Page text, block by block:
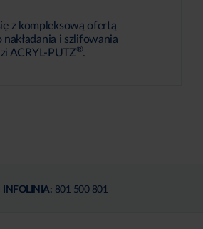
z kompleksową ofertą
nakładania i szlifowania
ACRYL-PUTZ®.
INFOLINIA: 801 500 801